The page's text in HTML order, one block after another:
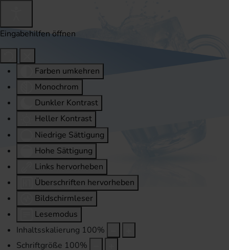
Eingabehilfen öffnen
Farben umkehren
Monochrom
Dunkler Kontrast
Heller Kontrast
Niedrige Sättigung
Hohe Sättigung
Links hervorheben
Überschriften hervorheben
Bildschirmleser
Lesemodus
Inhaltsskalierung 100%
Schriftgröße 100%